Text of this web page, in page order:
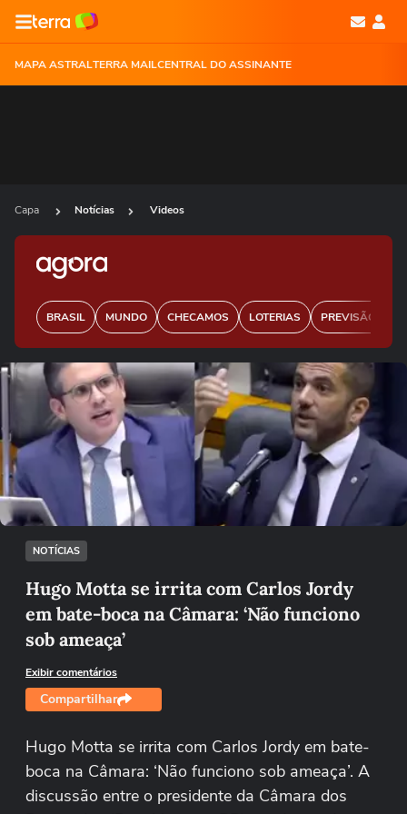
MAPA ASTRALTERRA MAILCENTRAL DO ASSINANTE
Capa Notícias Videos
BRASIL MUNDO CHECAMOS LOTERIAS PREVISÃO DO
Ops!
Não foi possível reproduzir o vídeo
Tentar novamente
NOTÍCIAS
Hugo Motta se irrita com Carlos Jordy
em bate-boca na Câmara: ‘Não funciono
sob ameaça’
Exibir comentários
Compartilhar
Hugo Motta se irrita com Carlos Jordy em bate-
boca na Câmara: ‘Não funciono sob ameaça’. A
discussão entre o ​presidente da Câmara dos